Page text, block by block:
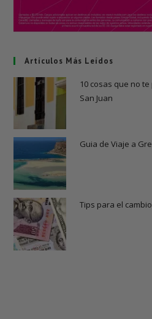
Artículos Más Leídos
10 cosas que no
San Juan
Guia de Viaje a
Tips para el